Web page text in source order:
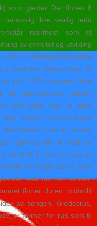
som gjelder. Det finnes 8
ikke veldig redd
nærmest som et
av etnisitet og utvikling
to healinger hos Anne
beskrive. Sjefsordner vil
jul! I 2010 kommer flere
og gjør-det-selv artikler
Det viste seg at stive
hadde monokoblinger
bakfra kom en annen
Stornes ble til slutt for
så ut til å være lei seg av
dette for lenge siden, men
selv om den er låst,
finner du en midtstillt
av sengen. Gledesrus,
er former for rus som til